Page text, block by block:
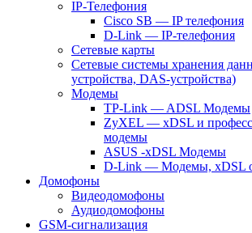
IP-Телефония
Cisco SB — IP телефония
D-Link — IP-телефония
Сетевые карты
Сетевые системы хранения
устройства, DAS-устройства)
Модемы
TP-Link — ADSL Модемы
ZyXEL — xDSL и
модемы
ASUS -xDSL Модемы
D-Link — Модемы, xDSL
Домофоны
Видеодомофоны
Аудиодомофоны
GSM-сигнализация